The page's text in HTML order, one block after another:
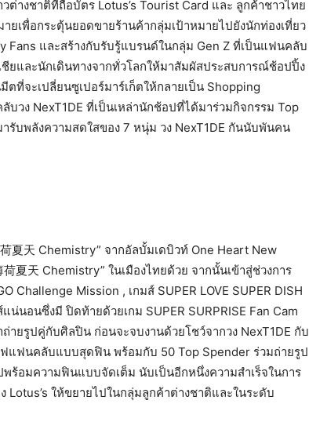
างชาติที่ถือบัตร Lotus’s Tourist Card และ ลูกค้าชาวไทย
ยเพื่อกระตุ้นยอดขายร้านค้ากลุ่มเป้าหมายไปยังนักท่องเที่ยว
Fans และสร้างกับรับรู้แบรนด์ในกลุ่ม Gen Z ที่เป็นแฟนคลับ
ยและนักเดินทางจากทั่วโลกให้มาสัมผัสประสบการณ์ช้อปปิ้ง
ที่จะเปลี่ยนซูเปอร์มาร์เก็ตให้กลายเป็น Shopping
วง NexT1DE ที่เป็นเหล่านักช้อปที่ได้มาร่วมกิจกรรม Top
รับพลังความสดใสของ 7 หนุ่ม วง NexT1DE กันนับพันคน
夏天 Chemistry” จากอัลบั้มเดบิวท์ One Heart New
夏天 Chemistry” ในเมืองไทยด้วย จากนั้นเข้าสู่ช่วงการ
Challenge Mission , เกมส์ SUPER LOVE SUPER DISH
นอนซึ่งมี ปิดท้ายด้วยเกม SUPER SURPRISE Fan Cam
ายรูปคู่กับศิลปิน ก่อนจะจบงานด้วยโชว์จากวง NexT1DE กับ
ฟแฟนคลับแบบสุดฟิน พร้อมกับ 50 Top Spender ร่วมถ่ายรูป
อมความฟินแบบจัดเต็ม นับเป็นอีกหนึ่งความสำเร็จในการ
ให้ขยายไปในกลุ่มลูกค้าต่างชาติและในระดับ